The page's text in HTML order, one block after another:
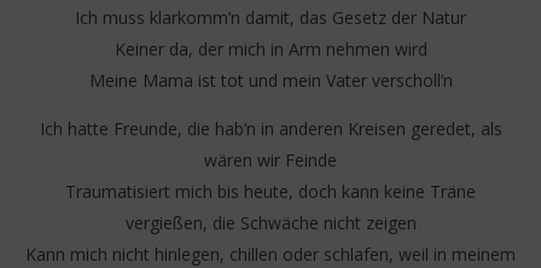
Ich muss klarkomm’n damit, das Gesetz der Natur
Keiner da, der mich in Arm nehmen wird
Meine Mama ist tot und mein Vater verscholl’n
Ich hatte Freunde, die hab’n in anderen Kreisen geredet, als
wären wir Feinde
Traumatisiert mich bis heute, doch kann keine Träne
vergießen, die Schwäche nicht zeigen
Kann mich nicht hinlegen, chillen oder schlafen, weil in meinem